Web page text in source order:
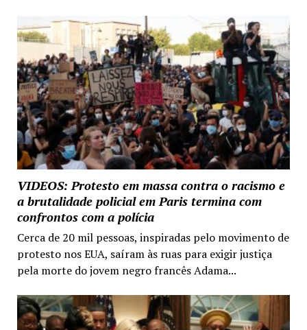
VIDEOS: Protesto em massa contra o racismo e
a brutalidade policial em Paris termina com
confrontos com a polícia
Cerca de 20 mil pessoas, inspiradas pelo movimento de
protesto nos EUA, saíram às ruas para exigir justiça
pela morte do jovem negro francês Adama...